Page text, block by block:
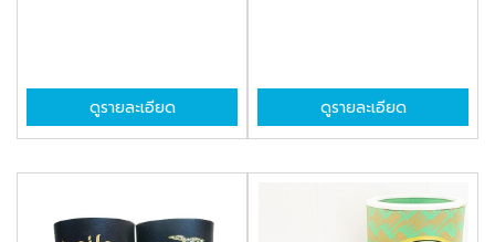
ดูรายละเอียด ดูรายละเอียด